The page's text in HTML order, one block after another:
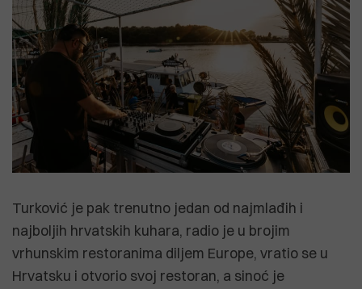
Turković je pak trenutno jedan od najmlađih i
najboljih hrvatskih kuhara, radio je u brojim
vrhunskim restoranima diljem Europe, vratio se u
Hrvatsku i otvorio svoj restoran, a sinoć je